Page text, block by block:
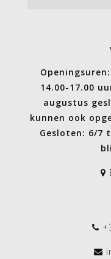
14.00-17.00
augustus
kunnen ook
Gesloten: 6/7